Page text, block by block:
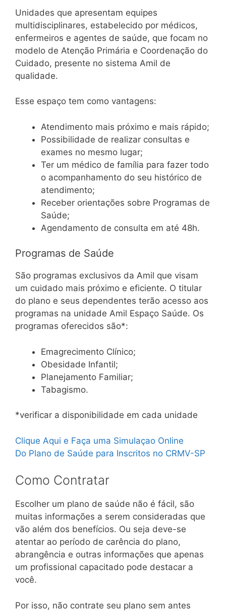
Unidades que apresentam equipes
multidisciplinares, estabelecido por médicos,
enfermeiros e agentes de saúde, que focam no
modelo de Atenção Primária e Coordenação do
Cuidado, presente no sistema Amil de
qualidade.
Esse espaço tem como vantagens:
Atendimento mais próximo e mais rápido;
Possibilidade de realizar consultas e
exames no mesmo lugar;
Ter um médico de família para fazer todo
o acompanhamento do seu histórico de
atendimento;
Receber orientações sobre Programas de
Saúde;
Agendamento de consulta em até 48h.
Programas de Saúde
São programas exclusivos da Amil que visam
um cuidado mais próximo e eficiente. O titular
do plano e seus dependentes terão acesso aos
programas na unidade Amil Espaço Saúde. Os
programas oferecidos são*:
Emagrecimento Clínico;
Obesidade Infantil;
Planejamento Familiar;
Tabagismo.
*verificar a disponibilidade em cada unidade
Clique Aqui e Faça uma Simulaçao Online
Do Plano de Saúde para Inscritos no CRMV-SP
Como Contratar
Escolher um plano de saúde não é fácil, são
muitas informações a serem consideradas que
vão além dos benefícios. Ou seja deve-se
atentar ao período de carência do plano,
abrangência e outras informações que apenas
um profissional capacitado pode destacar a
você.
Por isso, não contrate seu plano sem antes